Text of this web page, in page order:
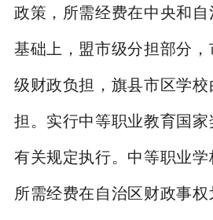
政策，所需经费在中央和
基础上，盟市级分担部分
级财政负担，旗县市区学
担。实行中等职业教育国
有关规定执行。中等职业
所需经费在自治区财政事